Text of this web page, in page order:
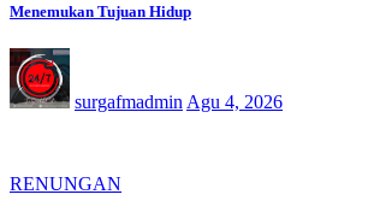
Menemukan Tujuan Hidup
surgafmadmin Agu 4, 2026
RENUNGAN